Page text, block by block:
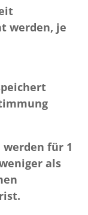
werden, je
werden für 1
als